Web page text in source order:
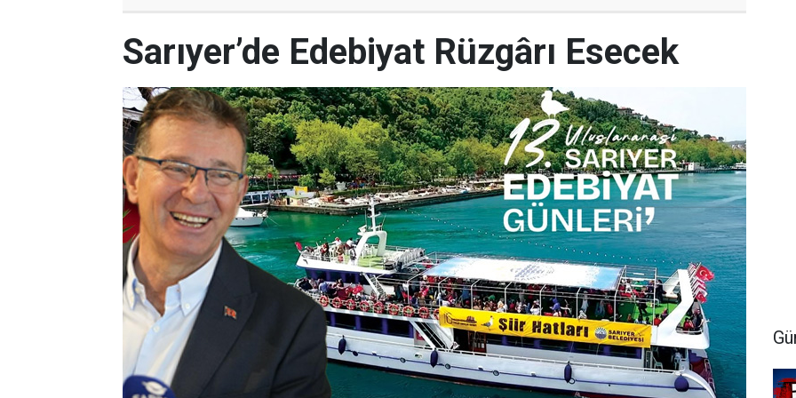
Sarıyer’de Edebiyat Rüzgârı Esecek